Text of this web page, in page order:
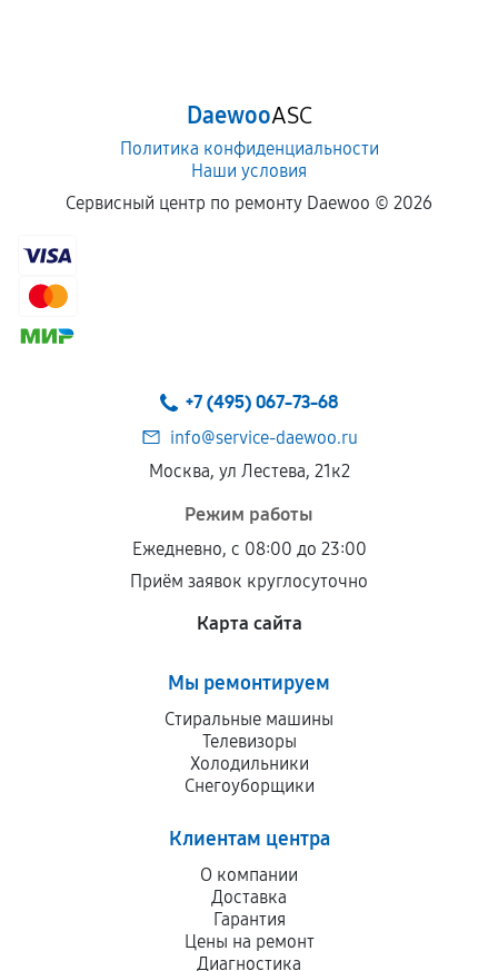
DaewooASC
Политика конфиденциальности
Наши условия
Сервисный центр по ремонту Daewoo © 2026
+7 (495) 067-73-68
info@service-daewoo.ru
Москва, ул Лестева, 21к2
Режим работы
Ежедневно, с 08:00 до 23:00
Приём заявок круглосуточно
Карта сайта
Мы ремонтируем
Стиральные машины
Телевизоры
Холодильники
Снегоуборщики
Клиентам центра
О компании
Доставка
Гарантия
Цены на ремонт
Диагностика